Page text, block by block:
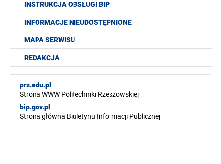
INSTRUKCJA OBSŁUGI BIP
INFORMACJE NIEUDOSTĘPNIONE
MAPA SERWISU
REDAKCJA
prz.edu.pl
Strona WWW Politechniki Rzeszowskiej
bip.gov.pl
Strona główna Biuletynu Informacji Publicznej